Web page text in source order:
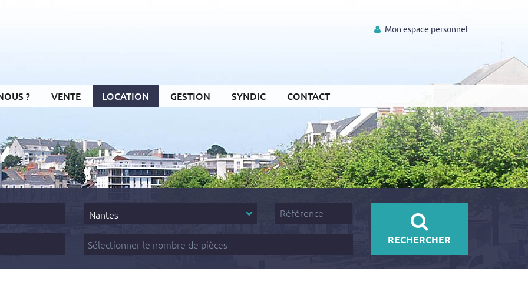
Mon espace personnel
? VENTE LOCATION GESTION SYNDIC CONTACT
Nantes Référence
Nombre
de
RECHERCHER